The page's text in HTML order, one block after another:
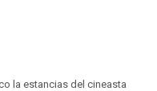
la estancias del cineasta